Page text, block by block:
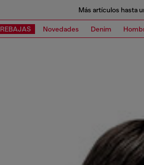
Más artículos hasta
REBAJAS Novedades Denim